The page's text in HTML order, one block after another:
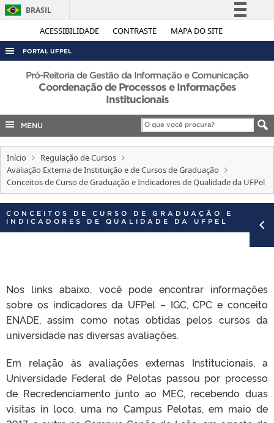
ACESSIBILIDADE CONTRASTE MAPA DO SITE
BRASIL
Simplifique!
Acesso à informação
Canais
PORTAL UFPEL
ACESSO À INFORMAÇÃO
AUDITORIA
COBALTO
EDITAIS
INTERNACIONAL
PORTARIAS
Pró-Reitoria de Gestão da Informação e Comunicação
Coordenação de Processos e Informações
Institucionais
MENU
Início
Regulação de Cursos
Avaliação Externa de Instituição e de Cursos de Graduação
Conceitos de Curso de Graduação e Indicadores de Qualidade da UFPel
CONCEITOS DE CURSO DE GRADUAÇÃO E
INDICADORES DE QUALIDADE DA UFPEL
Nos links abaixo, você pode encontrar informações
sobre os indicadores da UFPel – IGC, CPC e conceito
ENADE, assim como notas obtidas pelos cursos da
universidade nas diversas avaliações.
Em relação às avaliações externas Institucionais, a
Universidade Federal de Pelotas passou por processo
de Recredenciamento junto ao MEC, recebendo duas
visitas in loco, uma no Campus Pelotas, em maio de